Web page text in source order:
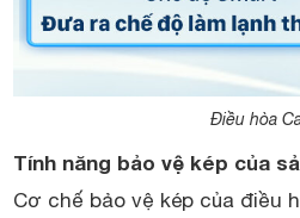
Điều hòa
Tính năng bảo vệ kép của
Cơ chế bảo vệ kép của điều